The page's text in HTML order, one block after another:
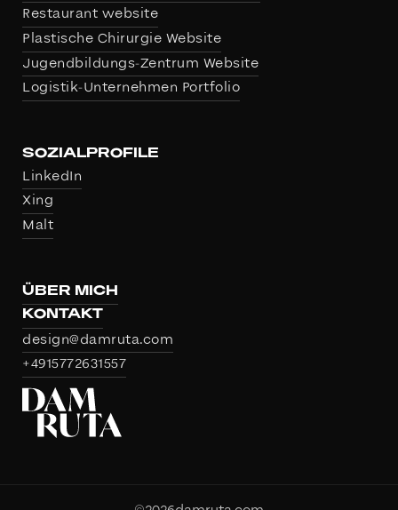
Restaurant website
Plastische Chirurgie Website
Jugendbildungs-Zentrum Website
Logistik-Unternehmen Portfolio
SOZIALPROFILE
LinkedIn
Xing
Malt
ÜBER MICH
KONTAKT
design@damruta.com
+4915772631557